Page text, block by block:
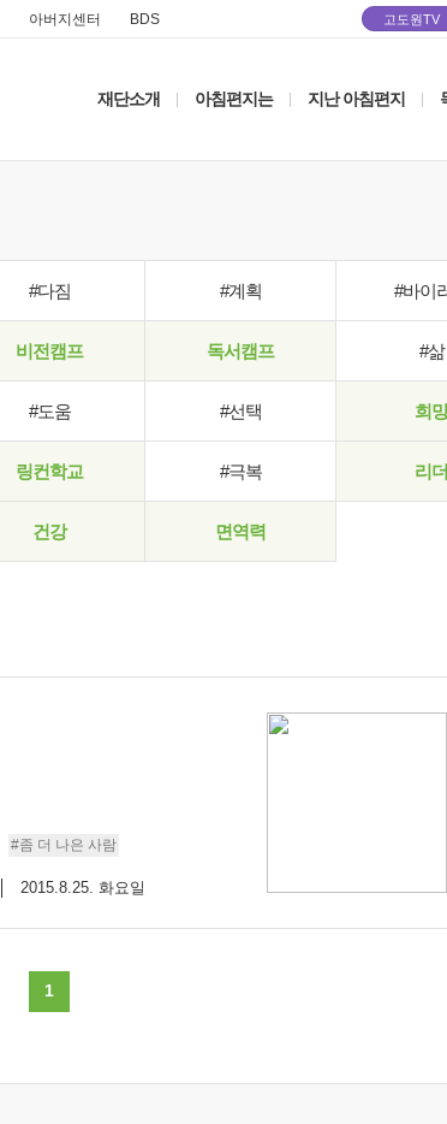
아버지센터 BDS 고도원TV
재단소개 아침편지는 지난 아침편지
#다짐 #계획 #바이
비전캠프 독서캠프 #삶
#도움 #선택 희망
링컨학교 #극복 리더
건강 면역력
#좀 더 나은 사람
2015.8.25. 화요일
1